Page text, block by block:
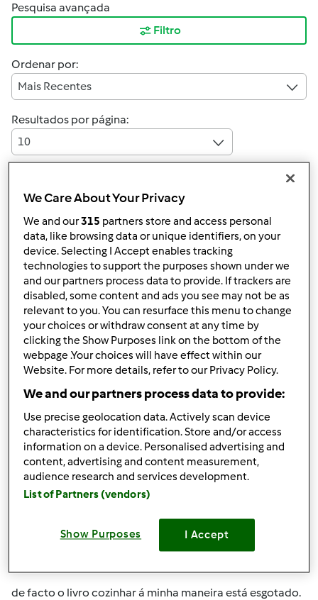
Pesquisa avançada
Filtro
Ordenar por:
Mais Recentes
Resultados por página:
10
Responder mensagem
MAGA Membro desde : 08.07.2010
Ter, 2010-08-03 11:13 #1
Topo
Iniciar sessãoou registe-se aquipara escrever
comentários
masa39 Membro desde : 19.10.2009
de facto o livro cozinhar á minha maneira está esgotado.
We Care About Your Privacy
We and our315 partners store and access personal
data, like browsing data or unique identifiers, on your
device. Selecting I Accept enables tracking
technologies to support the purposes shown under we
and our partners process data to provide. If trackers are
disabled, some content and ads you see may not be as
relevant to you. You can resurface this menu to change
your choices or withdraw consent at any time by
clicking the Show Purposes link on the bottom of the
webpage .Your choices will have effect within our
Website. For more details, refer to our Privacy Policy.
We and our partners process data to provide:
Use precise geolocation data. Actively scan device
characteristics for identification. Store and/or access
information on a device. Personalised advertising and
content, advertising and content measurement,
audience research and services development.
List of Partners (vendors)
Show Purposes I Accept